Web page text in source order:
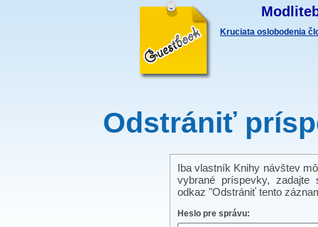
Kruciata oslobodenia
Odstrániť
Iba vlastník Knihy návštev
vybrané príspevky,
odkaz "Odstrániť tento
Heslo pre správu: